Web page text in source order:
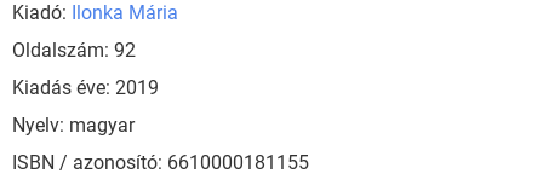
Kiadó:
Ilonka Mária
Oldalszám: 92
Kiadás éve: 2019
Nyelv: magyar
ISBN / azonosító: 6610000181155